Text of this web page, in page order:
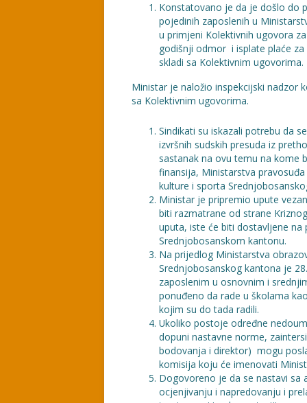
Konstatovano je da je došlo do
pojedinih zaposlenih u
u primjeni Kolektivnih ugovora
godišnji odmor i isplate plaće
skladi sa Kolektivnim ugovorima.
Ministar je naložio inspekcijski nadzor
sa Kolektivnim ugovorima.
Sindikati su iskazali potrebu da
izvršnih sudskih presuda iz
sastanak na ovu temu na kome
finansija, Ministarstva
kulture i sporta
Ministar je pripremio upute
biti razmatrane od strane
uputa, iste će biti dostavljene
Srednjobosanskom kantonu.
Na prijedlog Ministarstva
Srednjobosanskog kantona je
zaposlenim u osnovnim i
ponuđeno da rade u školama
kojim su do tada radili.
Ukoliko postoje određne
dopuni nastavne norme,
bodovanja i direktor) mogu
komisija koju će imenovati
Dogovoreno je da se nastavi sa
ocjenjivanju i napredovanju i